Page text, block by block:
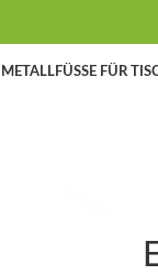
METALLFÜSSE FÜR